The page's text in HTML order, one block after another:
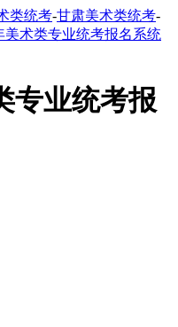
类统考-甘肃美术类统考-
美术类专业统考报名系统
专业统考报